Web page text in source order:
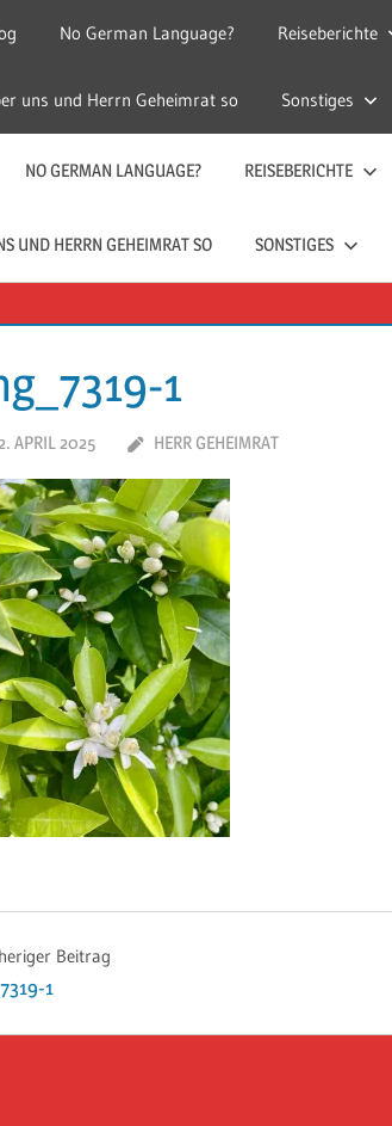
No German Language? Reiseberichte
uns und Herrn Geheimrat so Sonstiges
NO GERMAN LANGUAGE? REISEBERICHTE
UND HERRN GEHEIMRAT SO SONSTIGES
1
APRIL 2025 HERR GEHEIMRAT
Beitrag
1